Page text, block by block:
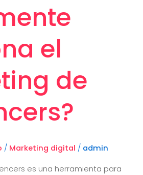
el
de
/ Marketing digital / admin
es una herramienta para